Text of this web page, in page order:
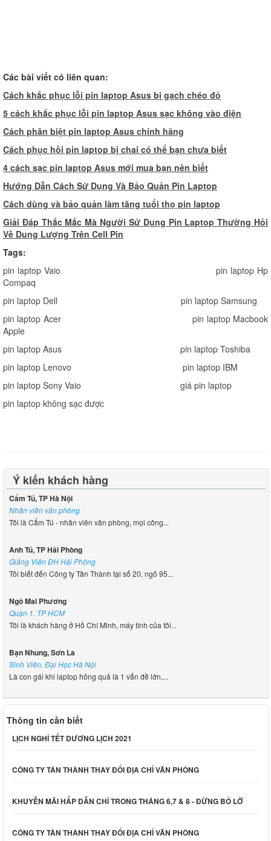
Các bài viết có liên quan:
Cách khắc phục lỗi pin laptop Asus bị gạch chéo đỏ
5 cách khắc phục lỗi pin laptop Asus sạc không vào điện
Cách phân biệt pin laptop Asus chính hãng
Cách phục hồi pin laptop bị chai có thể bạn chưa biết
4 cách sạc pin laptop Asus mới mua bạn nên biết
Hướng Dẫn Cách Sử Dụng Và Bảo Quản Pin Laptop
Cách dùng và bảo quản làm tăng tuổi thọ pin laptop
Giải Đáp Thắc Mắc Mà Người Sử Dụng Pin Laptop Thường Hỏi
Về Dung Lượng Trên Cell Pin
Tags:
pin laptop Vaio
pin laptop Hp
Compaq
pin laptop Dell
pin laptop Samsung
pin laptop Acer
pin laptop Macbook
Apple
pin laptop Asus
pin laptop Toshiba
pin laptop Lenovo
pin laptop IBM
pin laptop Sony Vaio
giá pin laptop
pin laptop không sạc được
Ý kiến khách hàng
Cẩm Tú, TP Hà Nội
Nhân viên văn phòng
Tôi là Cẩm Tú - nhân viên văn phòng, mọi công...
Anh Tú, TP Hải Phòng
Giảng Viên ĐH Hải Phòng
Tôi biết đến Công ty Tân Thành tại số 20, ngõ 95...
Ngô Mai Phương
Quận 1. TP HCM
Tôi là khách hàng ở Hồ Chí Minh, máy tính của tôi...
Bạn Nhung, Sơn La
Sinh Viên, Đại Học Hà Nội
Là con gái khi laptop hỏng quả là 1 vấn đề lớn,...
Thông tin cần biết
LỊCH NGHỈ TẾT DƯƠNG LỊCH 2021
CÔNG TY TÂN THÀNH THAY ĐỔI ĐỊA CHỈ VĂN PHÒNG
KHUYỄN MÃI HẤP DẪN CHỈ TRONG THÁNG 6,7 & 8 - ĐỪNG BỎ LỠ
CÔNG TY TÂN THÀNH THAY ĐỔI ĐỊA CHỈ VĂN PHÒNG